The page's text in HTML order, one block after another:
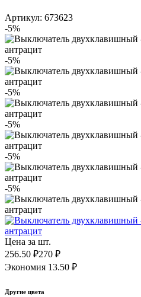
Артикул: 673623
-5%
-5%
-5%
-5%
-5%
-5%
Цена за шт.
256.50 ₽270 ₽
Экономия 13.50 ₽
Другие цвета